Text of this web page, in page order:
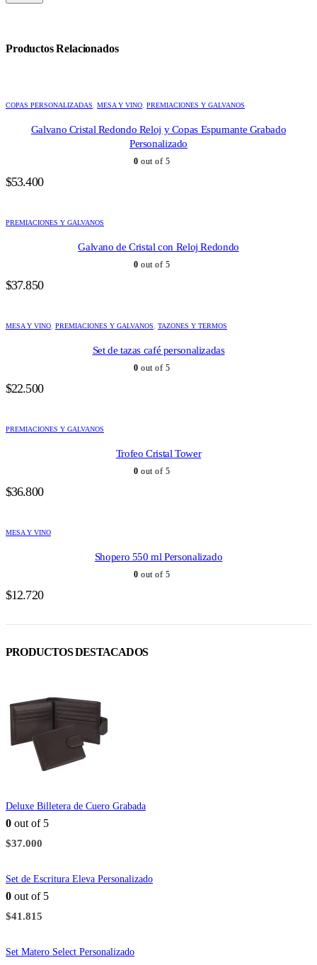
Productos Relacionados
COPAS PERSONALIZADAS MESA Y VINO PREMIACIONES Y GALVANOS
Galvano Cristal Redondo Reloj y Copas Espumante Grabado
Personalizado
0 out of 5
$53.400
PREMIACIONES Y GALVANOS
Galvano de Cristal con Reloj Redondo
0 out of 5
$37.850
MESA Y VINO PREMIACIONES Y GALVANOS TAZONES Y TERMOS
Set de tazas café personalizadas
0 out of 5
$22.500
PREMIACIONES Y GALVANOS
Trofeo Cristal Tower
0 out of 5
$36.800
MESA Y VINO
Shopero 550 ml Personalizado
0 out of 5
$12.720
PRODUCTOS DESTACADOS
Deluxe Billetera de Cuero Grabada
0 out of 5
$37.000
Set de Escritura Eleva Personalizado
0 out of 5
$41.815
Set Matero Select Personalizado